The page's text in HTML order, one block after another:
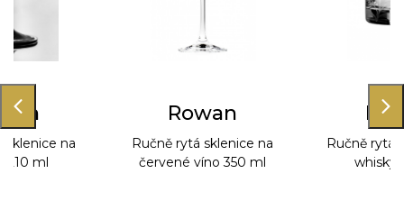
sklenice na
210 ml
Rowan
Ručně rytá sklenice na
červené víno 350 ml
Ručně rytá
whisky